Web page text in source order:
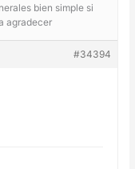
bien simple si
agradecer
#34394